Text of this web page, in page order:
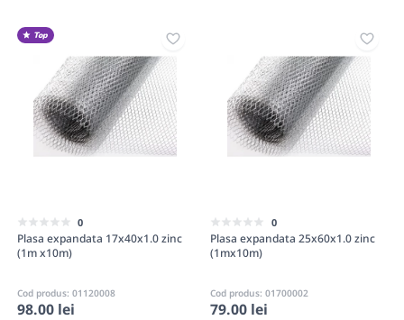
Top
0
Plasa expandata 17x40x1.0 zinc
(1m x10m)
Cod produs: 01120008
98.00 lei
0
Plasa expandata 25x60x1.0 zinc
(1mx10m)
Cod produs: 01700002
79.00 lei